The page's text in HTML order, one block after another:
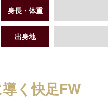
身長・体重
出身地
く快足FW